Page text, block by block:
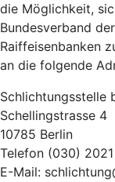
die Möglichkeit,
Bundesverband
Raiffeisenbanken
an die folgende
Schlichtungsstelle
Schellingstrasse 4
10785 Berlin
Telefon (030)
E-Mail: